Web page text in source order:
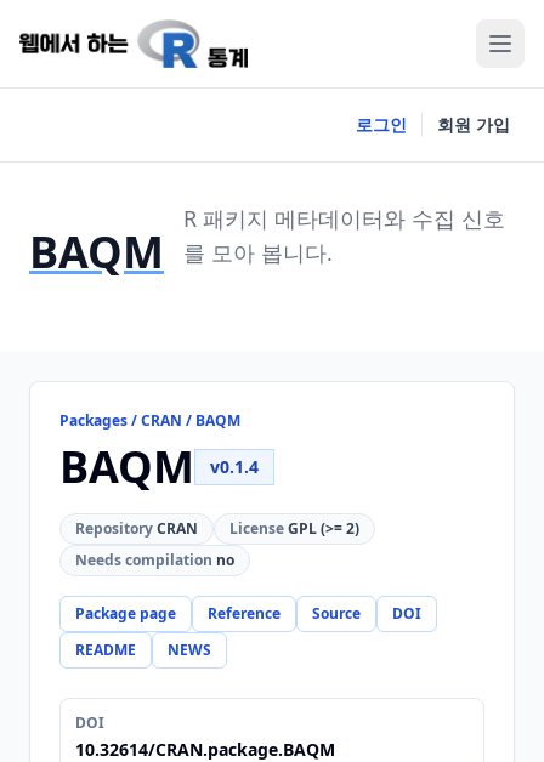
로그인 회원 가입
BAQM
R 패키지 메타데이터와 수집 신호
를 모아 봅니다.
Packages / CRAN / BAQM
BAQM v0.1.4
RepositoryCRAN LicenseGPL (>= 2)
Needs compilation no
Package page Reference Source
DOI
README
NEWS
DOI
10.32614/CRAN.package.BAQM